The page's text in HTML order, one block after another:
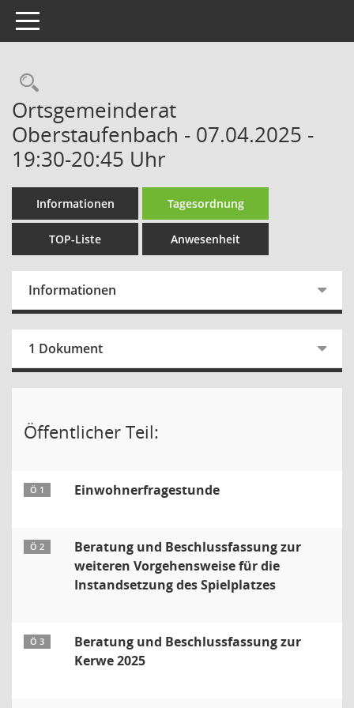
Toggle navigation
Rechercheauswahl
Ortsgemeinderat
Oberstaufenbach - 07.04.2025 -
19:30-20:45 Uhr
Informationen Tagesordnung
TOP-Liste Anwesenheit
Informationen
1 Dokument
Öffentlicher Teil:
Ö 1 Einwohnerfragestunde
Ö 2
Beratung und Beschlussfassung zur
weiteren Vorgehensweise für die
Instandsetzung des Spielplatzes
Ö 3
Beratung und Beschlussfassung zur
Kerwe 2025